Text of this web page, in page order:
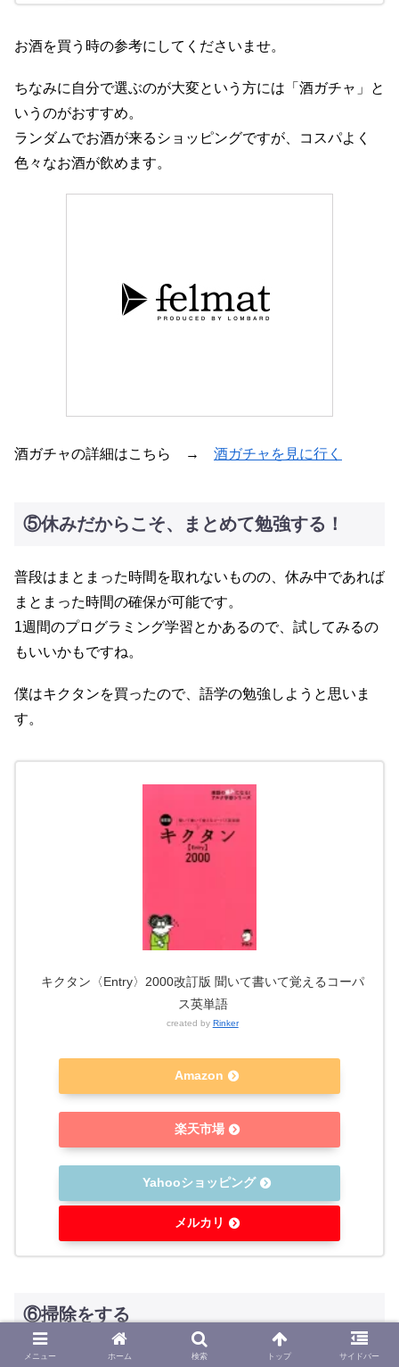
お酒を買う時の参考にしてくださいませ。
ちなみに自分で選ぶのが大変という方には「酒ガチャ」と
いうのがおすすめ。
ランダムでお酒が来るショッピングですが、コスパよく
色々なお酒が飲めます。
酒ガチャの詳細はこちら → 酒ガチャを見に行く
⑤休みだからこそ、まとめて勉強する！
普段はまとまった時間を取れないものの、休み中であれば
まとまった時間の確保が可能です。
1週間のプログラミング学習とかあるので、試してみるの
もいいかもですね。
僕はキクタンを買ったので、語学の勉強しようと思いま
す。
キクタン〈Entry〉2000改訂版 聞いて書いて覚えるコーパ
ス英単語
created by Rinker
Amazon
楽天市場
Yahooショッピング
メルカリ
⑥掃除をする
メニュー ホーム 検索 トップ サイドバー